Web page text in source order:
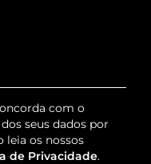
com o
seus dados por
leia os nossos
de Privacidade.